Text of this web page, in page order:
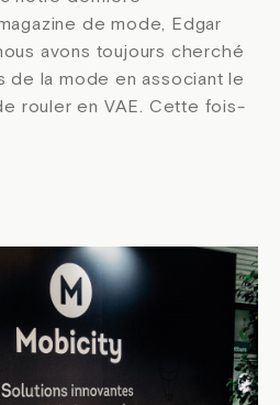
de mode, Edgar
avons toujours cherché
de la mode en associant le
rouler en VAE. Cette fois-